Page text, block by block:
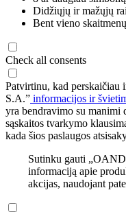
Didžiųjų ir mažųjų
Bent vieno
Check all consents
Patvirtinu, kad
S.A.” informacijos ir
yra bendravimo su manimi
sąskaitos tvarkymo
kada šios paslaugos
Sutinku gauti
informaciją apie
akcijas, naudojant